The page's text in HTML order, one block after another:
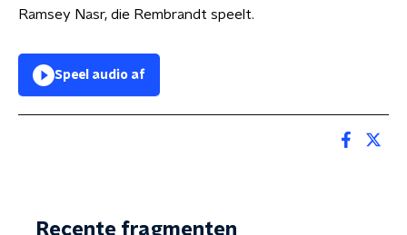
Ramsey Nasr, die Rembrandt speelt.
Speel audio af
Recente fragmenten